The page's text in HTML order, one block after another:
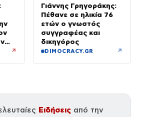
↗
Γιάννης Γρηγοράκης:
Πέθανε σε ηλικία 76
ετών ο γνωστός
συγγραφέας και
δικηγόρος
DIMOCRACY.GR ↗
Ειδήσεις από την